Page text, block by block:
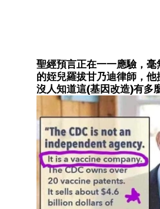
聖經預言正在一一應驗，
的姪兒羅拔甘乃迪律師，
沒人知道這(基因改造)有多